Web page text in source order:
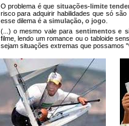
O problema é que situações-limite
risco para adquirir habilidades que só
esse dilema é a simulação, o jogo.
(...) o mesmo vale para sentimentos e
filme, lendo um romance ou o tabloide
sejam situações extremas que possamos